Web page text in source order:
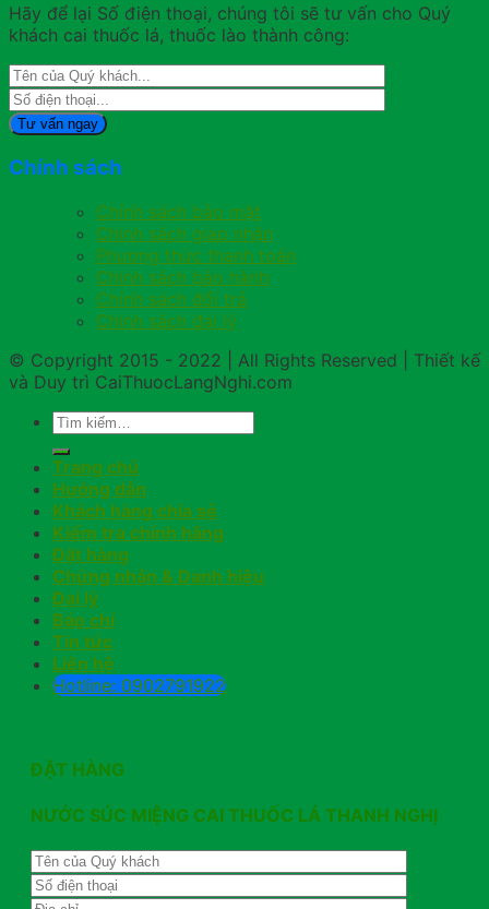
Hãy để lại Số điện thoại, chúng tôi sẽ tư vấn cho Quý
khách cai thuốc lá, thuốc lào thành công:
Chính sách
Chính sách bảo mật
Chính sách giao nhận
Phương thức thanh toán
Chính sách bảo hành
Chính sách đổi trả
Chính sách đại lý
© Copyright 2015 - 2022 | All Rights Reserved | Thiết kế
và Duy trì CaiThuocLangNghi.com
Trang chủ
Hướng dẫn
Khách hàng chia sẻ
Kiểm tra chính hãng
Đặt hàng
Chứng nhận & Danh hiệu
Đại lý
Báo chí
Tin tức
Liên hệ
Hotline: 0902791922
ĐẶT HÀNG
NƯỚC SÚC MIỆNG CAI THUỐC LÁ THANH NGHỊ